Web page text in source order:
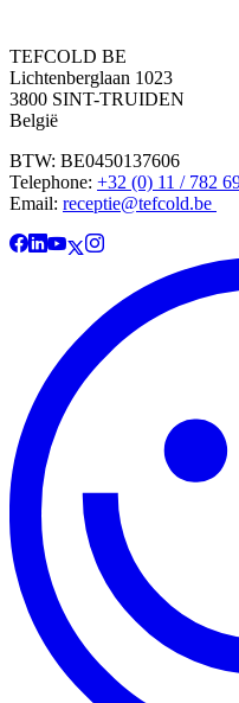
TEFCOLD BE
Lichtenberglaan 1023
3800 SINT-TRUIDEN
België
BTW: BE0450137606
Telephone: +32 (0) 11 / 782
Email: receptie@tefcold.be